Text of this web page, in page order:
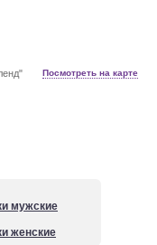
Посмотреть на карте
мужские
женские